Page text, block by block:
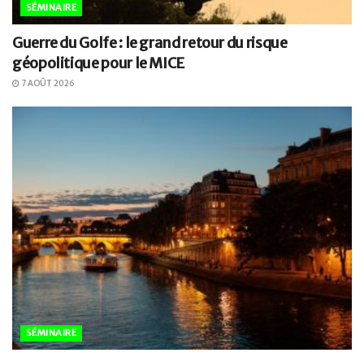
SÉMINAIRE
Guerre du Golfe : le grand retour du risque
géopolitique pour le MICE
7 AOÛT 2026
SÉMINAIRE